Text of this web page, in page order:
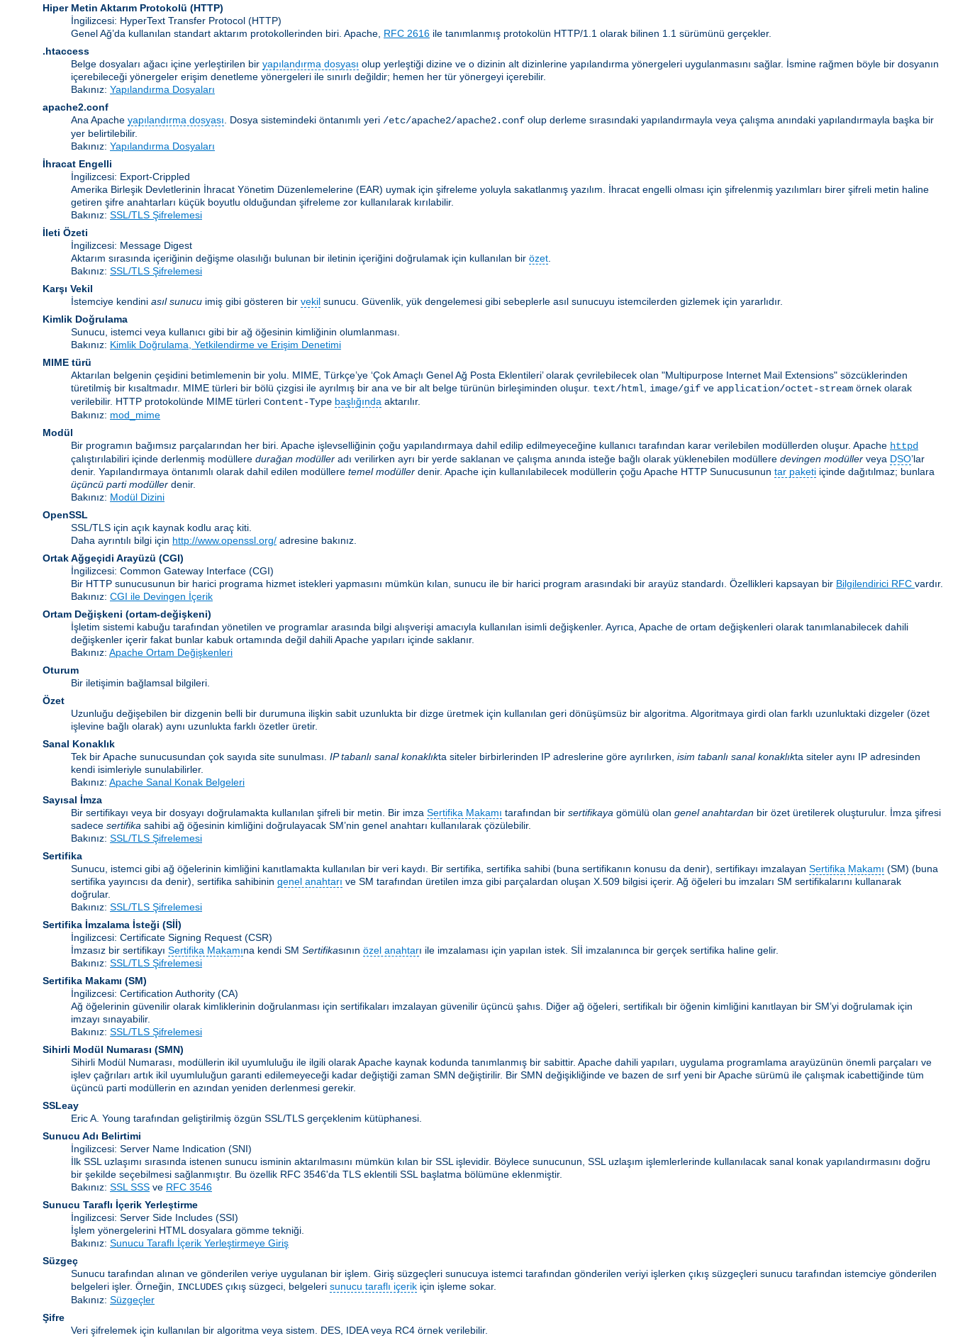
Hiper Metin Aktarım Protokolü (HTTP)
İngilizcesi: HyperText Transfer Protocol (HTTP)
Genel Ağ’da kullanılan standart aktarım protokollerinden biri. Apache, RFC 2616 ile tanımlanmış protokolün HTTP/1.1 olarak bilinen 1.1 sürümünü gerçekler.
.htaccess
Belge dosyaları ağacı içine yerleştirilen bir yapılandırma dosyası olup yerleştiği dizine ve o dizinin alt dizinlerine yapılandırma yönergeleri uygulanmasını sağlar. İsmine rağmen böyle bir dosyanın
içerebileceği yönergeler erişim denetleme yönergeleri ile sınırlı değildir; hemen her tür yönergeyi içerebilir.
Bakınız: Yapılandırma Dosyaları
apache2.conf
Ana Apache yapılandırma dosyası . Dosya sistemindeki öntanımlı yeri /etc/apache2/apache2.conf olup derleme sırasındaki yapılandırmayla veya çalışma anındaki yapılandırmayla başka bir
yer belirtilebilir.
Bakınız: Yapılandırma Dosyaları
İhracat Engelli
İngilizcesi: Export-Crippled
Amerika Birleşik Devletlerinin İhracat Yönetim Düzenlemelerine (EAR) uymak için şifreleme yoluyla sakatlanmış yazılım. İhracat engelli olması için şifrelenmiş yazılımları birer şifreli metin haline
getiren şifre anahtarları küçük boyutlu olduğundan şifreleme zor kullanılarak kırılabilir.
Bakınız: SSL/TLS Şifrelemesi
İleti Özeti
İngilizcesi: Message Digest
Aktarım sırasında içeriğinin değişme olasılığı bulunan bir iletinin içeriğini doğrulamak için kullanılan bir özet
Bakınız: SSL/TLS Şifrelemesi
Karşı Vekil
İstemciye kendini asıl sunucu imiş gibi gösteren bir vekil sunucu. Güvenlik, yük dengelemesi gibi sebeplerle asıl sunucuyu istemcilerden gizlemek için yararlıdır.
Kimlik Doğrulama
Sunucu, istemci veya kullanıcı gibi bir ağ öğesinin kimliğinin olumlanması.
Bakınız: Kimlik Doğrulama, Yetkilendirme ve Erişim Denetimi
MIME türü
Aktarılan belgenin çeşidini betimlemenin bir yolu. MIME, Türkçe’ye ‘Çok Amaçlı Genel Ağ Posta Eklentileri’ olarak çevrilebilecek olan "Multipurpose Internet Mail Extensions" sözcüklerinden
türetilmiş bir kısaltmadır. MIME türleri bir bölü çizgisi ile ayrılmış bir ana ve bir alt belge türünün birleşiminden oluşur. text/html image/gif ve application/octet-stream örnek olarak
verilebilir. HTTP protokolünde MIME türleri Content-Type başlığında aktarılır.
Bakınız: mod_mime
Modül
Bir programın bağımsız parçalarından her biri. Apache işlevselliğinin çoğu yapılandırmaya dahil edilip edilmeyeceğine kullanıcı tarafından karar verilebilen modüllerden oluşur. Apache httpd
çalıştırılabiliri içinde derlenmiş modüllere durağan modüller adı verilirken ayrı bir yerde saklanan ve çalışma anında isteğe bağlı olarak yüklenebilen modüllere devingen modüller veya DSO’lar
denir. Yapılandırmaya öntanımlı olarak dahil edilen modüllere temel modüller denir. Apache için kullanılabilecek modüllerin çoğu Apache HTTP Sunucusunun tar paketi içinde dağıtılmaz; bunlara
üçüncü parti modüller denir.
Bakınız: Modül Dizini
OpenSSL
SSL/TLS için açık kaynak kodlu araç kiti.
Daha ayrıntılı bilgi için http://www.openssl.org/ adresine bakınız.
Ortak Ağgeçidi Arayüzü (CGI)
İngilizcesi: Common Gateway Interface (CGI)
Bir HTTP sunucusunun bir harici programa hizmet istekleri yapmasını mümkün kılan, sunucu ile bir harici program arasındaki bir arayüz standardı. Özellikleri kapsayan bir Bilgilendirici RFC vardır.
Bakınız: CGI ile Devingen İçerik
Ortam Değişkeni (ortam-değişkeni)
İşletim sistemi kabuğu tarafından yönetilen ve programlar arasında bilgi alışverişi amacıyla kullanılan isimli değişkenler. Ayrıca, Apache de ortam değişkenleri olarak tanımlanabilecek dahili
değişkenler içerir fakat bunlar kabuk ortamında değil dahili Apache yapıları içinde saklanır.
Bakınız: Apache Ortam Değişkenleri
Oturum
Bir iletişimin bağlamsal bilgileri.
Özet
Uzunluğu değişebilen bir dizgenin belli bir durumuna ilişkin sabit uzunlukta bir dizge üretmek için kullanılan geri dönüşümsüz bir algoritma. Algoritmaya girdi olan farklı uzunluktaki dizgeler (özet
işlevine bağlı olarak) aynı uzunlukta farklı özetler üretir.
Sanal Konaklık
Tek bir Apache sunucusundan çok sayıda site sunulması. IP tabanlı sanal konaklıkta siteler birbirlerinden IP adreslerine göre ayrılırken, isim tabanlı sanal konaklıkta siteler aynı IP adresinden
kendi isimleriyle sunulabilirler.
Bakınız: Apache Sanal Konak Belgeleri
Sayısal İmza
Bir sertifikayı veya bir dosyayı doğrulamakta kullanılan şifreli bir metin. Bir imza Sertifika Makamı tarafından bir sertifikaya gömülü olan genel anahtardan bir özet üretilerek oluşturulur. İmza şifresi
sadece sertifika sahibi ağ öğesinin kimliğini doğrulayacak SM’nin genel anahtarı kullanılarak çözülebilir.
Bakınız: SSL/TLS Şifrelemesi
Sertifika
Sunucu, istemci gibi ağ öğelerinin kimliğini kanıtlamakta kullanılan bir veri kaydı. Bir sertifika, sertifika sahibi (buna sertifikanın konusu da denir), sertifikayı imzalayan Sertifika Makamı (SM) (buna
sertifika yayıncısı da denir), sertifika sahibinin genel anahtarı ve SM tarafından üretilen imza gibi parçalardan oluşan X.509 bilgisi içerir. Ağ öğeleri bu imzaları SM sertifikalarını kullanarak
doğrular.
Bakınız: SSL/TLS Şifrelemesi
Sertifika İmzalama İsteği (Sİİ)
İngilizcesi: Certificate Signing Request (CSR)
İmzasız bir sertifikayı Sertifika Makamına kendi SM Sertifikasının özel anahtarı ile imzalaması için yapılan istek. Sİİ imzalanınca bir gerçek sertifika haline gelir.
Bakınız: SSL/TLS Şifrelemesi
Sertifika Makamı (SM)
İngilizcesi: Certification Authority (CA)
Ağ öğelerinin güvenilir olarak kimliklerinin doğrulanması için sertifikaları imzalayan güvenilir üçüncü şahıs. Diğer ağ öğeleri, sertifikalı bir öğenin kimliğini kanıtlayan bir SM’yi doğrulamak için
imzayı sınayabilir.
Bakınız: SSL/TLS Şifrelemesi
Sihirli Modül Numarası (SMN)
Sihirli Modül Numarası, modüllerin ikil uyumluluğu ile ilgili olarak Apache kaynak kodunda tanımlanmış bir sabittir. Apache dahili yapıları, uygulama programlama arayüzünün önemli parçaları ve
işlev çağrıları artık ikil uyumluluğun garanti edilemeyeceği kadar değiştiği zaman SMN değiştirilir. Bir SMN değişikliğinde ve bazen de sırf yeni bir Apache sürümü ile çalışmak icabettiğinde tüm
üçüncü parti modüllerin en azından yeniden derlenmesi gerekir.
SSLeay
Eric A. Young tarafından geliştirilmiş özgün SSL/TLS gerçeklenim kütüphanesi.
Sunucu Adı Belirtimi
İngilizcesi: Server Name Indication (SNI)
İlk SSL uzlaşımı sırasında istenen sunucu isminin aktarılmasını mümkün kılan bir SSL işlevidir. Böylece sunucunun, SSL uzlaşım işlemlerlerinde kullanılacak sanal konak yapılandırmasını doğru
bir şekilde seçebilmesi sağlanmıştır. Bu özellik RFC 3546'da TLS eklentili SSL başlatma bölümüne eklenmiştir.
Bakınız: SSL SSS ve RFC 3546
Sunucu Taraflı İçerik Yerleştirme
İngilizcesi: Server Side Includes (SSI)
İşlem yönergelerini HTML dosyalara gömme tekniği.
Bakınız: Sunucu Taraflı İçerik Yerleştirmeye Giriş
Süzgeç
Sunucu tarafından alınan ve gönderilen veriye uygulanan bir işlem. Giriş süzgeçleri sunucuya istemci tarafından gönderilen veriyi işlerken çıkış süzgeçleri sunucu tarafından istemciye gönderilen
belgeleri işler. Örneğin, INCLUDES çıkış süzgeci, belgeleri sunucu taraflı içerik için işleme sokar.
Bakınız: Süzgeçler
Şifre
Veri şifrelemek için kullanılan bir algoritma veya sistem. DES, IDEA veya RC4 örnek verilebilir.